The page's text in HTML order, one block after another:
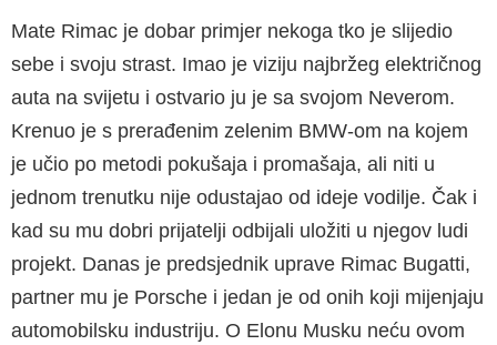
Mate Rimac je dobar primjer nekoga tko je slijedio
sebe i svoju strast. Imao je viziju najbržeg električnog
auta na svijetu i ostvario ju je sa svojom Neverom.
Krenuo je s prerađenim zelenim BMW-om na kojem
je učio po metodi pokušaja i promašaja, ali niti u
jednom trenutku nije odustajao od ideje vodilje. Čak i
kad su mu dobri prijatelji odbijali uložiti u njegov ludi
projekt. Danas je predsjednik uprave Rimac Bugatti,
partner mu je Porsche i jedan je od onih koji mijenjaju
automobilsku industriju. O Elonu Musku neću ovom